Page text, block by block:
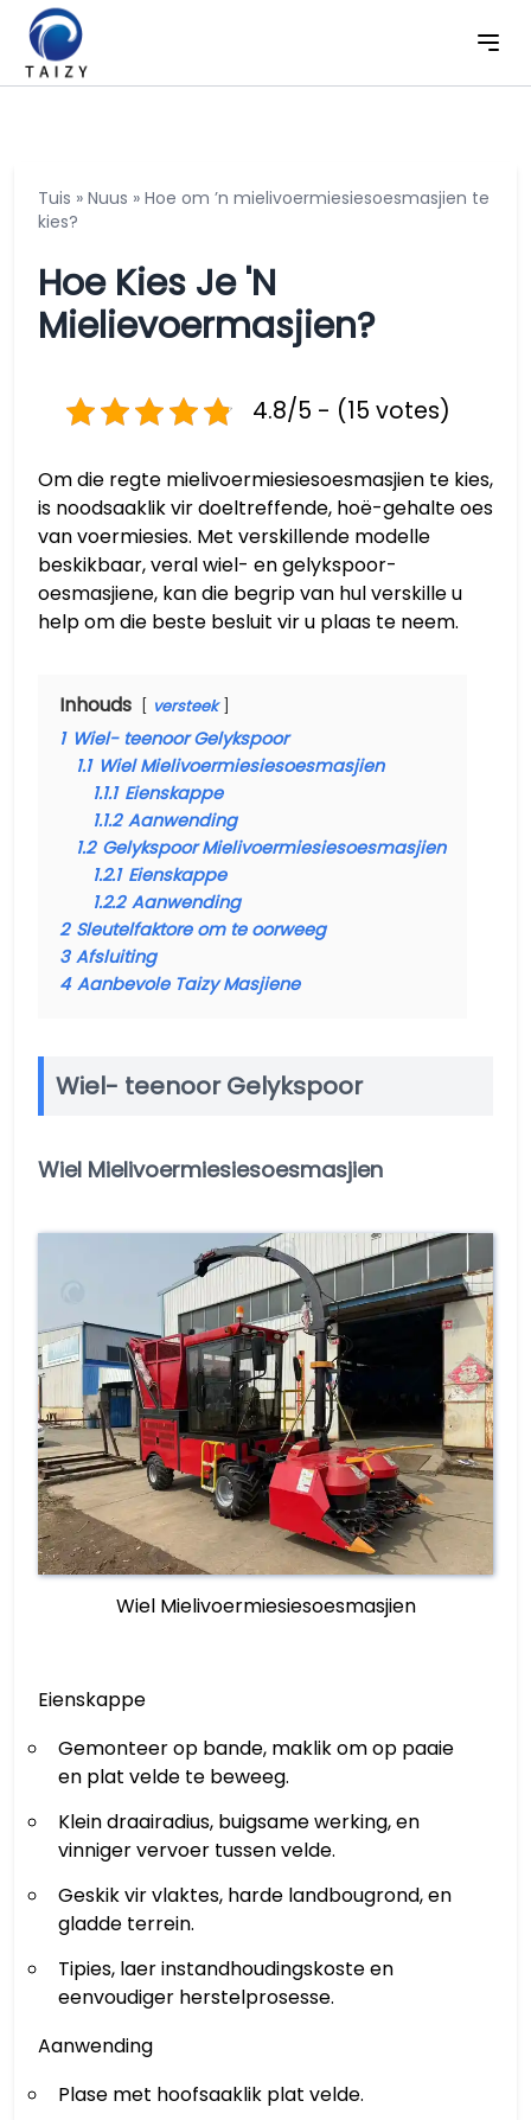
Tuis » Nuus » Hoe om ’n mielivoermiesiesoesmasjien te
kies?
Hoe Kies Je 'n
Mielievoermasjien?
4.8/5 - (15 votes)
Om die regte mielivoermiesiesoesmasjien te kies,
is noodsaaklik vir doeltreffende, hoë-gehalte oes
van voermiesies. Met verskillende modelle
beskikbaar, veral wiel- en gelykspoor-
oesmasjiene, kan die begrip van hul verskille u
help om die beste besluit vir u plaas te neem.
Inhouds versteek
1 Wiel- teenoor Gelykspoor
1.1 Wiel Mielivoermiesiesoesmasjien
1.1.1 Eienskappe
1.1.2 Aanwending
1.2 Gelykspoor Mielivoermiesiesoesmasjien
1.2.1 Eienskappe
1.2.2 Aanwending
2 Sleutelfaktore om te oorweeg
3 Afsluiting
4 Aanbevole Taizy Masjiene
Wiel- teenoor Gelykspoor
Wiel Mielivoermiesiesoesmasjien
Wiel Mielivoermiesiesoesmasjien
Eienskappe
Gemonteer op bande, maklik om op paaie
en plat velde te beweeg.
Klein draairadius, buigsame werking, en
vinniger vervoer tussen velde.
Geskik vir vlaktes, harde landbougrond, en
gladde terrein.
Tipies, laer instandhoudingskoste en
eenvoudiger herstelprosesse.
Aanwending
Plase met hoofsaaklik plat velde.